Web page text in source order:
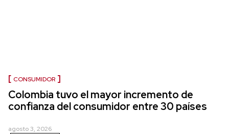
CONSUMIDOR
Colombia tuvo el mayor incremento de
confianza del consumidor entre 30 países
agosto 3, 2026